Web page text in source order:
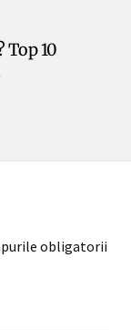
Top 10
obligatorii